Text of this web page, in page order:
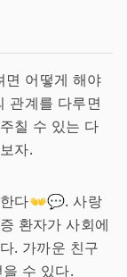
면 어떻게 해야
관계를 다루면
칠 수 있는 다
자.
다👐💬. 사랑
환자가 사회에
. 가까운 친구
수 있다.